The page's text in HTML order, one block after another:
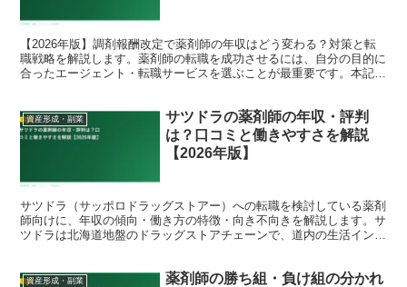
【2026年版】調剤報酬改定で薬剤師の年収はどう変わる？対策と転
職戦略を解説します。薬剤師の転職を成功させるには、自分の目的に
合ったエージェント・転職サービスを選ぶことが最重要です。本記事
資産形成・副業
サツドラの薬剤師の年収・評判
は？口コミと働きやすさを解説
【2026年版】
サツドラ（サッポロドラッグストアー）への転職を検討している薬剤
師向けに、年収の傾向・働き方の特徴・向き不向きを解説します。サ
ツドラは北海道地盤のドラッグストアチェーンで、道内の生活インフ
資産形成・副業
薬剤師の勝ち組・負け組の分かれ